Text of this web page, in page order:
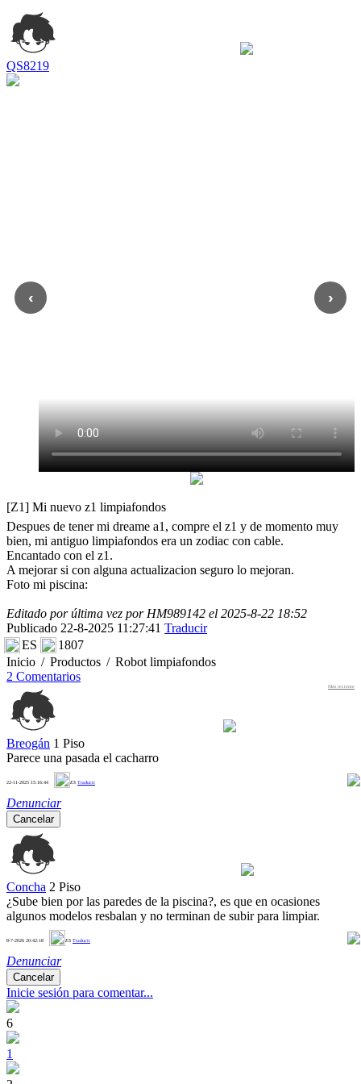
QS8219
‹ ›
[Z1] Mi nuevo z1 limpiafondos
Despues de tener mi dreame a1, compre el z1 y de momento muy
bien, mi antiguo limpiafondos era un zodiac con cable.
Encantado con el z1.
A mejorar si con alguna actualizacion seguro lo mejoran.
Foto mi piscina:
Editado por última vez por HM989142 el 2025-8-22 18:52
Publicado 22-8-2025 11:27:41 Traducir
ES
1807
Inicio / Productos / Robot limpiafondos
2 Comentarios
Más reciente
Breogán 1 Piso
Parece una pasada el cacharro
22-11-2025 15:16:44 ES Traducir 2
Denunciar
Cancelar
Concha 2 Piso
¿Sube bien por las paredes de la piscina?, es que en ocasiones
algunos modelos resbalan y no terminan de subir para limpiar.
8-7-2026 20:42:18 ES Traducir 0
Denunciar
Cancelar
Inicie sesión para comentar...
6
1